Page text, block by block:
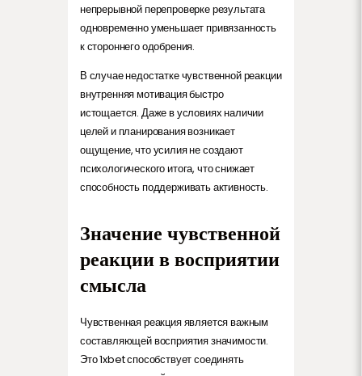
непрерывной перепроверке результата
одновременно уменьшает привязанность
к стороннего одобрения.
В случае недостатке чувственной реакции
внутренняя мотивация быстро
истощается. Даже в условиях наличии
целей и планирования возникает
ощущение, что усилия не создают
психологического итога, что снижает
способность поддерживать активность.
Значение чувственной
реакции в восприятии
смысла
Чувственная реакция является важным
составляющей восприятия значимости.
Это 1xbet способствует соединять